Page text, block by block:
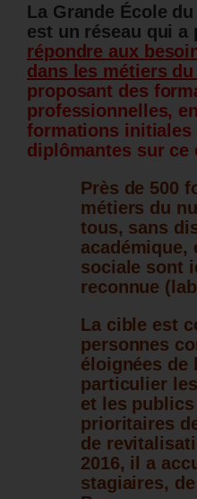
La Grande École
est un réseau qui a
répondre aux
dans les métiers
proposant des
professionnelles,
formations initiales
diplômantes sur ce
Près de 500
métiers du
tous, sans
académique,
sociale sont
reconnue
La cible est
personnes
éloignées de
particulier
et les
prioritaires
de
2016, il a
stagiaires,